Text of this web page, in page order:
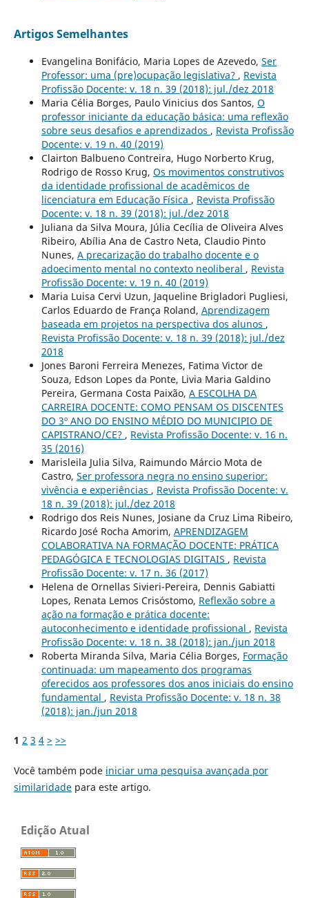
Artigos Semelhantes
Evangelina Bonifácio, Maria Lopes de Azevedo, Ser
Professor: uma (pre)ocupação legislativa? , Revista
Profissão Docente: v. 18 n. 39 (2018): jul./dez 2018
Maria Célia Borges, Paulo Vinicius dos Santos, O
professor iniciante da educação básica: uma reflexão
sobre seus desafios e aprendizados , Revista Profissão
Docente: v. 19 n. 40 (2019)
Clairton Balbueno Contreira, Hugo Norberto Krug,
Rodrigo de Rosso Krug, Os movimentos construtivos
da identidade profissional de acadêmicos de
licenciatura em Educação Física , Revista Profissão
Docente: v. 18 n. 39 (2018): jul./dez 2018
Juliana da Silva Moura, Júlia Cecília de Oliveira Alves
Ribeiro, Abília Ana de Castro Neta, Claudio Pinto
Nunes, A precarização do trabalho docente e o
adoecimento mental no contexto neoliberal , Revista
Profissão Docente: v. 19 n. 40 (2019)
Maria Luisa Cervi Uzun, Jaqueline Brigladori Pugliesi,
Carlos Eduardo de França Roland, Aprendizagem
baseada em projetos na perspectiva dos alunos ,
Revista Profissão Docente: v. 18 n. 39 (2018): jul./dez
2018
Jones Baroni Ferreira Menezes, Fatima Victor de
Souza, Edson Lopes da Ponte, Livia Maria Galdino
Pereira, Germana Costa Paixão, A ESCOLHA DA
CARREIRA DOCENTE: COMO PENSAM OS DISCENTES
DO 3º ANO DO ENSINO MÉDIO DO MUNICIPIO DE
CAPISTRANO/CE? , Revista Profissão Docente: v. 16 n.
35 (2016)
Marisleila Julia Silva, Raimundo Márcio Mota de
Castro, Ser professora negra no ensino superior:
vivência e experiências , Revista Profissão Docente: v.
18 n. 39 (2018): jul./dez 2018
Rodrigo dos Reis Nunes, Josiane da Cruz Lima Ribeiro,
Ricardo José Rocha Amorim, APRENDIZAGEM
COLABORATIVA NA FORMAÇÃO DOCENTE: PRÁTICA
PEDAGÓGICA E TECNOLOGIAS DIGITAIS , Revista
Profissão Docente: v. 17 n. 36 (2017)
Helena de Ornellas Sivieri-Pereira, Dennis Gabiatti
Lopes, Renata Lemos Crisóstomo, Reflexão sobre a
ação na formação e prática docente:
autoconhecimento e identidade profissional , Revista
Profissão Docente: v. 18 n. 38 (2018): jan./jun 2018
Roberta Miranda Silva, Maria Célia Borges, Formação
continuada: um mapeamento dos programas
oferecidos aos professores dos anos iniciais do ensino
fundamental , Revista Profissão Docente: v. 18 n. 38
(2018): jan./jun 2018
1 2 3 4 > >>
Você também pode iniciar uma pesquisa avançada por
similaridadepara este artigo.
Edição Atual